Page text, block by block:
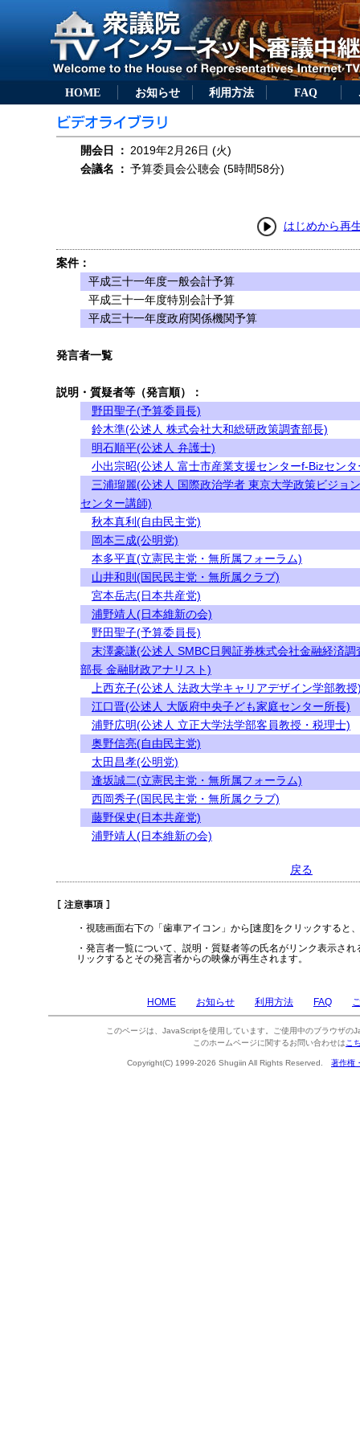
HOME お知らせ 利用方法 FAQ
開会日 ： 2019年2月26日 (火)
会議名
： 予算委員会公聴会 (5時間58分)
はじめから再
案件：
平成三十一年度一般会計予算
平成三十一年度特別会計予算
平成三十一年度政府関係機関予算
発言者一覧
説明・質疑者等（発言順）：
野田聖子(予算委員長)
鈴木準(公述人 株式会社大和総研政策調査部長)
明石順平(公述人 弁護士)
小出宗昭(公述人 富士市産業支援センターf-Bizセン
三浦瑠麗(公述人 国際政治学者 東京大学政策ビジョ
センター講師)
秋本真利(自由民主党)
岡本三成(公明党)
本多平直(立憲民主党・無所属フォーラム)
山井和則(国民民主党・無所属クラブ)
宮本岳志(日本共産党)
浦野靖人(日本維新の会)
野田聖子(予算委員長)
末澤豪謙(公述人 SMBC日興証券株式会社金融経済調
部長 金融財政アナリスト)
上西充子(公述人 法政大学キャリアデザイン学部教授
江口晋(公述人 大阪府中央子ども家庭センター所長)
浦野広明(公述人 立正大学法学部客員教授・税理士)
奥野信亮(自由民主党)
太田昌孝(公明党)
逢坂誠二(立憲民主党・無所属フォーラム)
西岡秀子(国民民主党・無所属クラブ)
藤野保史(日本共産党)
浦野靖人(日本維新の会)
戻る
・視聴画面右下の「歯車アイコン」から[速度]をクリックすると
・発言者一覧について、説明・質疑者等の氏名がリンク表示さ
リックするとその発言者からの映像が再生されます。
HOME お知らせ 利用方法 FAQ
このページは、JavaScriptを使用しています。ご使用中のブラウザの
このホームページに関するお問い合わせは こ
Copyright(C) 1999-2026 Shugiin All Rights Reserved. 著作権